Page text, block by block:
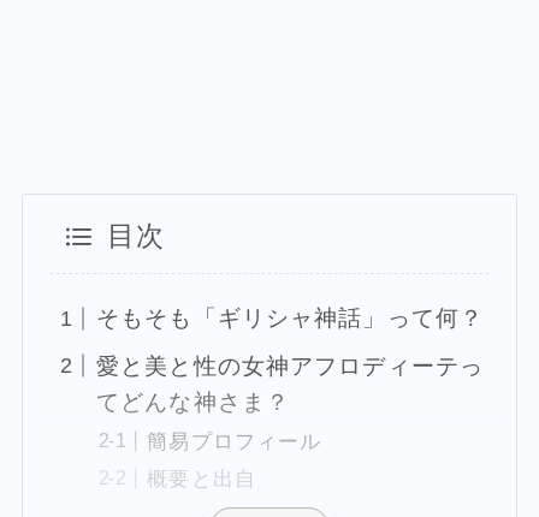
目次
そもそも「ギリシャ神話」って何？
愛と美と性の女神アフロディーテっ
てどんな神さま？
簡易プロフィール
概要と出自